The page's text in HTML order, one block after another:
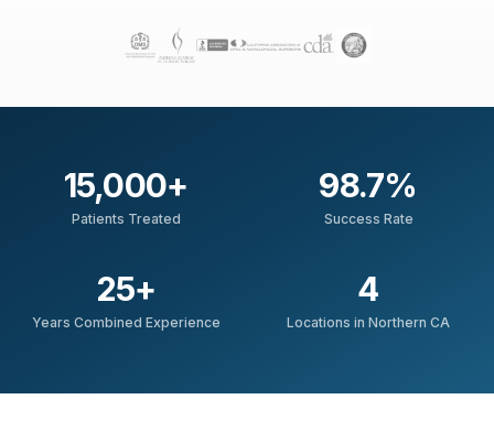
15,000+
Patients Treated
98.7%
Success Rate
25+
Years Combined Experience
4
Locations in Northern CA